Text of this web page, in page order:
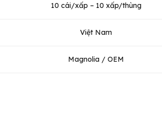
10 cái/xấp – 10 xấp/thùng
Việt Nam
Magnolia / OEM